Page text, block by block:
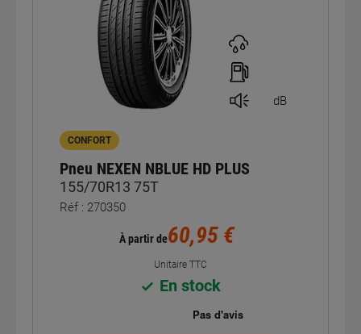
dB
CONFORT
Pneu NEXEN NBLUE HD PLUS
155/70R13 75T
Réf : 270350
À partir de60,95 €
Unitaire TTC
En stock